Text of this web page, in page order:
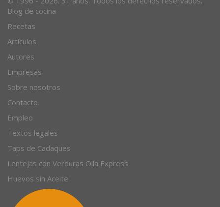
Blog de cocina
Recetas
Artículos
Autores
Empresas
Sobre nosotros
Contacto
Empleo
Textos legales
Taps de Cadaques
Lentejas con Verduras Olla Express
Huevos sin Aceite